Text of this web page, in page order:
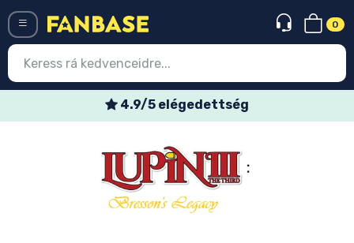
0
4.9/5 elégedettség
Legújabb cuccok